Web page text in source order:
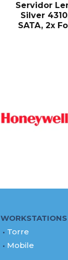
Servidor
Silver
SATA, 2x
WORKSTATIONS
Torre
Mobile